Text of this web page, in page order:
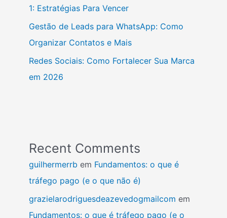
1: Estratégias Para Vencer
Gestão de Leads para WhatsApp: Como
Organizar Contatos e Mais
Redes Sociais: Como Fortalecer Sua Marca
em 2026
Recent Comments
guilhermerrb em Fundamentos: o que é
tráfego pago (e o que não é)
grazielarodriguesdeazevedogmailcom em
Fundamentos: o que é tráfego pago (e o